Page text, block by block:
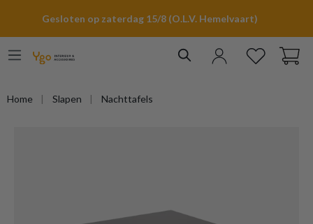
Gesloten op zaterdag 15/8 (O.L.V. Hemelvaart)
Home Slapen Nachttafels